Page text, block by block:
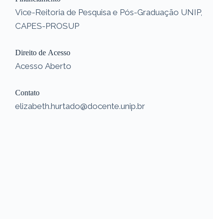
Vice-Reitoria de Pesquisa e Pós-Graduação UNIP,
CAPES-PROSUP
Direito de Acesso
Acesso Aberto
Contato
elizabeth.hurtado@docente.unip.br